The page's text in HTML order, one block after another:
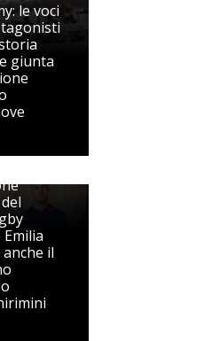
le voci
giunta
nella
il